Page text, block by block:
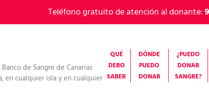
Teléfono gratuito de atención al donante:
de Sangre de Canarias
en cualquier isla y en cualquier
QUÉ
DEBO
SABER
DÓNDE
PUEDO
DONAR
¿PUEDO
DONAR
SANGRE?